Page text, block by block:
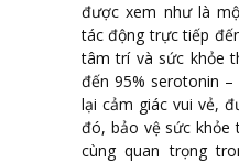
được xem như là
tác động trực tiếp
tâm trí và sức khỏe
đến 95% serotonin
lại cảm giác vui vẻ,
đó, bảo vệ sức khỏe
cùng quan trọng